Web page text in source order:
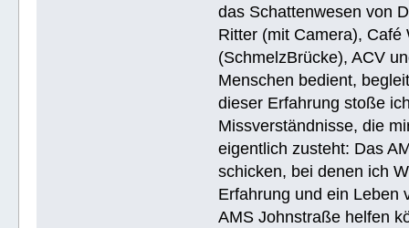
das Schattenwesen von
Ritter (mit Camera), Café
(SchmelzBrücke), ACV
Menschen bedient,
dieser Erfahrung stoße
Missverständnisse, die
eigentlich zusteht: Das
schicken, bei denen ich
Erfahrung und ein Leben
AMS Johnstraße helfen